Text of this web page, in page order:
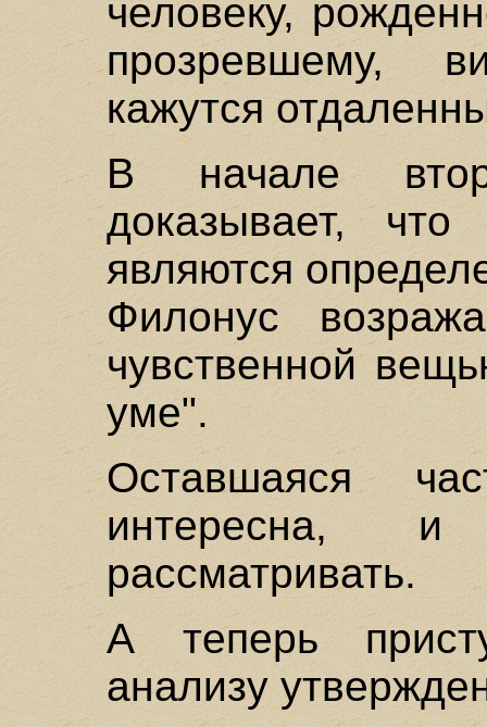
человеку,
прозревшему,
кажутся
В начале
доказывает,
являются
Филонус
чувственной
уме".
Оставшаяся
интересна,
рассматривать.
А теперь
анализу